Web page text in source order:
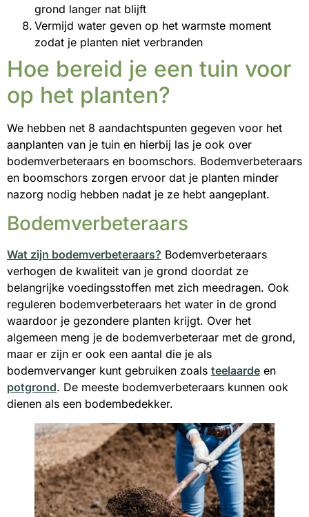
grond langer nat blijft
Vermijd water geven op het warmste moment
zodat je planten niet verbranden
Hoe bereid je een tuin voor
op het planten?
We hebben net 8 aandachtspunten gegeven voor het
aanplanten van je tuin en hierbij las je ook over
bodemverbeteraars en boomschors. Bodemverbeteraars
en boomschors zorgen ervoor dat je planten minder
nazorg nodig hebben nadat je ze hebt aangeplant.
Bodemverbeteraars
Wat zijn bodemverbeteraars? Bodemverbeteraars
verhogen de kwaliteit van je grond doordat ze
belangrijke voedingsstoffen met zich meedragen. Ook
reguleren bodemverbeteraars het water in de grond
waardoor je gezondere planten krijgt. Over het
algemeen meng je de bodemverbeteraar met de grond,
maar er zijn er ook een aantal die je als
bodemvervanger kunt gebruiken zoals teelaarde en
potgrond. De meeste bodemverbeteraars kunnen ook
dienen als een bodembedekker.